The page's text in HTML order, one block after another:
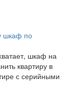
шкаф по
шкаф на
квартиру в
с серийными